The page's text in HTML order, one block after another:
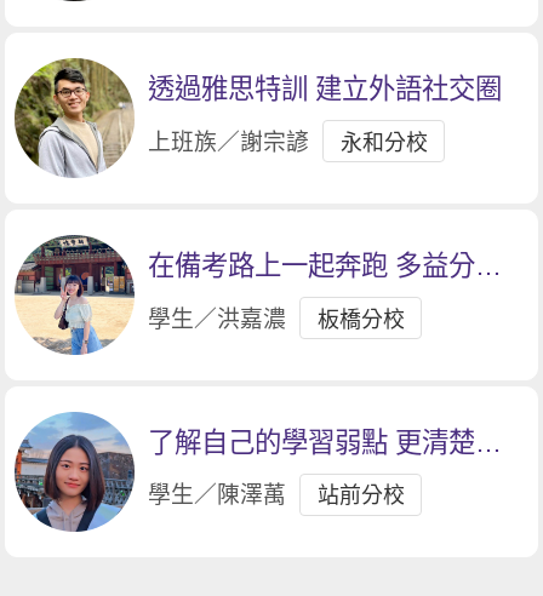
透過雅思特訓 建立外語社交圈
上班族／謝宗諺 永和分校
在備考路上一起奔跑 多益分數3
級跳
學生／洪嘉濃 板橋分校
了解自己的學習弱點 更清楚自
己努力的方向
學生／陳澤萭 站前分校